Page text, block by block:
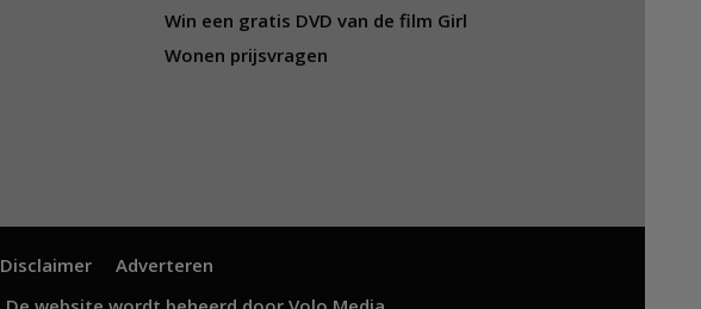
Win een gratis DVD van de film Girl
Wonen prijsvragen
Disclaimer
Adverteren